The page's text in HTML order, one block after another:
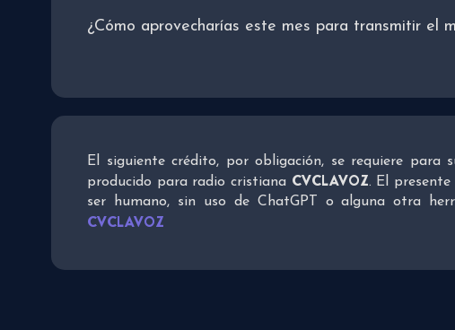
¿Cómo aprovecharías este mes para transmitir el
El siguiente crédito, por obligación, se requiere para
producido para radio cristiana CVCLAVOZ. El
ser humano, sin uso de ChatGPT o alguna otra
CVCLAVOZ